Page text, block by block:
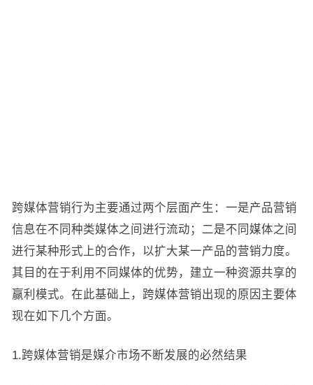
跨媒体营销行为主要通过两个层面产生：一是产品营销
信息在不同种类媒体之间进行流动；二是不同媒体之间
进行某种形式上的合作，以扩大某一产品的营销力度。
其目的在于利用不同媒体的优势，建立一种资源共享的
赢利模式。在此基础上，跨媒体营销出现的原因主要体
现在如下几个方面。
1.跨媒体营销是媒介市场不断发展的必然结果